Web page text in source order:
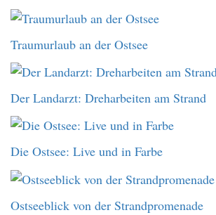
Traumurlaub an der Ostsee
Der Landarzt: Dreharbeiten am Strand
Die Ostsee: Live und in Farbe
Ostseeblick von der Strandpromenade